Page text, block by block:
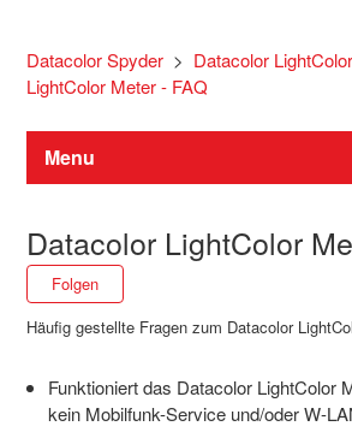
Datacolor Spyder Datacolor
LightColor Meter - FAQ
Menu
Spyder Monitor Kalibrierung
Datacolor LightColor
Folgen
Häufig gestellte Fragen zum Datacolor
Funktioniert das Datacolor LightColor
kein Mobilfunk-Service und/oder W-